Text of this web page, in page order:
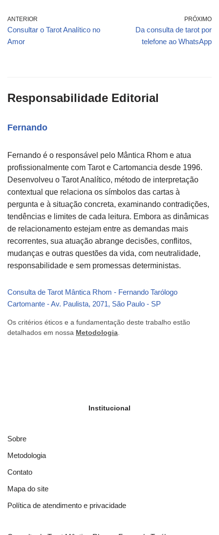
ANTERIOR
Consultar o Tarot Analítico no
Amor
PRÓXIMO
Da consulta de tarot por
telefone ao WhatsApp
Responsabilidade Editorial
Fernando
Fernando é o responsável pelo Mântica Rhom e atua
profissionalmente com Tarot e Cartomancia desde 1996.
Desenvolveu o Tarot Analítico, método de interpretação
contextual que relaciona os símbolos das cartas à
pergunta e à situação concreta, examinando contradições,
tendências e limites de cada leitura. Embora as dinâmicas
de relacionamento estejam entre as demandas mais
recorrentes, sua atuação abrange decisões, conflitos,
mudanças e outras questões da vida, com neutralidade,
responsabilidade e sem promessas deterministas.
Consulta de Tarot Mântica Rhom - Fernando Tarólogo
Cartomante - Av. Paulista, 2071, São Paulo - SP
Os critérios éticos e a fundamentação deste trabalho estão
detalhados em nossa Metodologia
Institucional
Sobre
Metodologia
Contato
Mapa do site
Política de atendimento e privacidade